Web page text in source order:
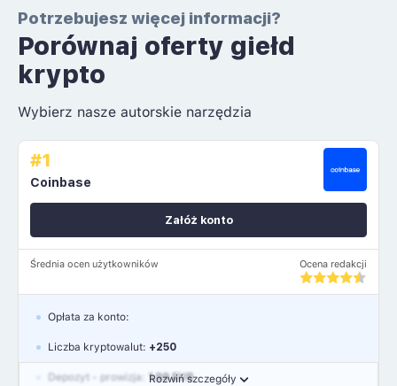
Potrzebujesz więcej informacji?
Porównaj oferty giełd
krypto
Wybierz nasze autorskie narzędzia
#1
Coinbase
Średnia ocen użytkowników Ocena redakcji
Załóż konto
Rozwiń szczegóły
Opłata za konto:
Liczba kryptowalut: +250
Depozyt - prowizja: 1.99 EUR